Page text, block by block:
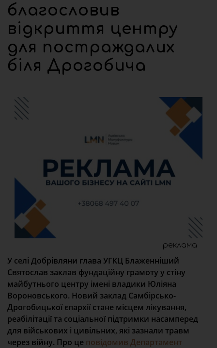
благословив
відкриття центру
для постраждалих
біля Дрогобича
реклама
У селі Добрівляни глава УГКЦ Блаженніший
Святослав заклав фундаційну грамоту у стіну
майбутнього центру імені владики Юліяна
Вороновського. Новий заклад Самбірсько-
Дрогобицької єпархії стане місцем лікування,
реабілітації та соціальної підтримки насамперед
для військових і цивільних, які зазнали травм
через війну. Про це повідомив Департамент